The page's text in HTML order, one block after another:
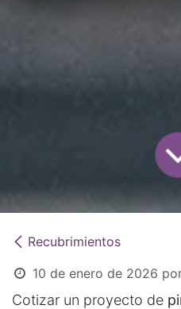
Recubrimientos
10 de enero de 2026
Cotizar un proyecto de